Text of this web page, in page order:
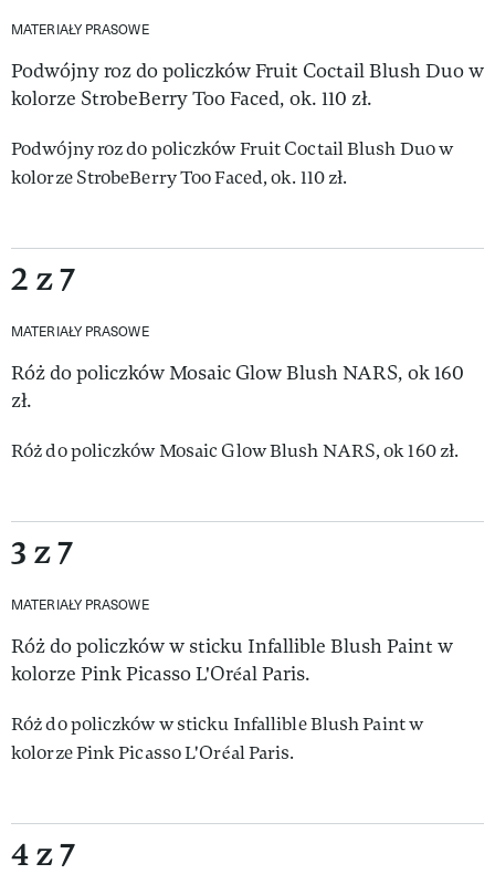
MATERIAŁY PRASOWE
Podwójny roz do policzków Fruit Coctail Blush Duo w
kolorze StrobeBerry Too Faced, ok. 110 zł.
Podwójny roz do policzków Fruit Coctail Blush Duo w
kolorze StrobeBerry Too Faced, ok. 110 zł.
2 z 7
MATERIAŁY PRASOWE
Róż do policzków Mosaic Glow Blush NARS, ok 160
zł.
Róż do policzków Mosaic Glow Blush NARS, ok 160 zł.
3 z 7
MATERIAŁY PRASOWE
Róż do policzków w sticku Infallible Blush Paint w
kolorze Pink Picasso L'Oréal Paris.
Róż do policzków w sticku Infallible Blush Paint w
kolorze Pink Picasso L'Oréal Paris.
4 z 7